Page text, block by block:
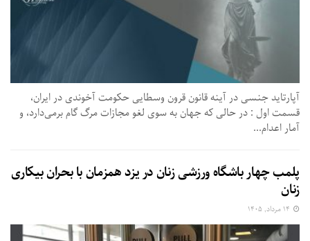
آپارتاید جنسی در آینه قانون قرون وسطایی حکومت آخوندی در ایران،
قسمت اول : در حالی که جهان به سوی لغو مجازات مرگ گام برمی‌دارد، و
آمار اعدام...
پلمب چهار باشگاه ورزشی زنان در یزد همزمان با بحران بیکاری
زنان